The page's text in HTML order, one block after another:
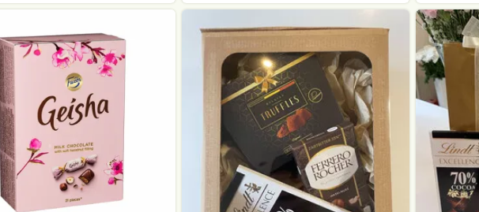
Коробка
Набор
сладостей